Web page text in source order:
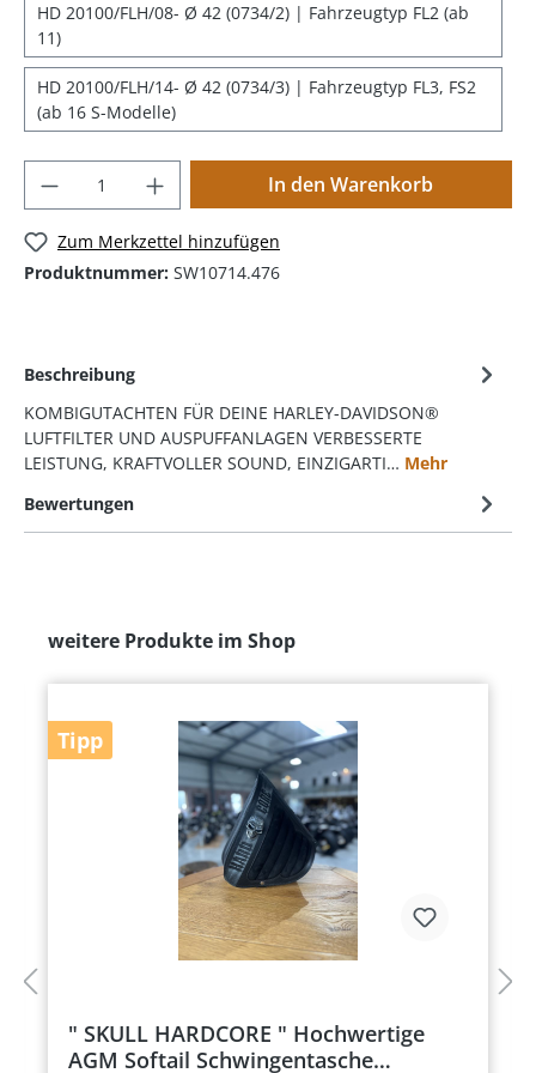
HD 20100/FLH/08- Ø 42 (0734/2) | Fahrzeugtyp FL2 (ab
11)
HD 20100/FLH/14- Ø 42 (0734/3) | Fahrzeugtyp FL3, FS2
(ab 16 S-Modelle)
In den Warenkorb
Zum Merkzettel hinzufügen
Produktnummer: SW10714.476
Beschreibung
KOMBIGUTACHTEN FÜR DEINE HARLEY-DAVIDSON®
LUFTFILTER UND AUSPUFFANLAGEN VERBESSERTE
LEISTUNG, KRAFTVOLLER SOUND, EINZIGARTI… Mehr
Bewertungen
weitere Produkte im Shop
Tipp
" SKULL HARDCORE " Hochwertige
AGM Softail Schwingentasche